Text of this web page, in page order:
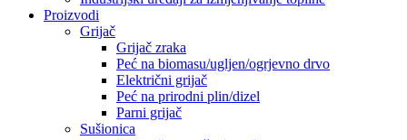
Proizvodi
Grijač
Grijač zraka
Peć na biomasu/ugljen/ogrjevno drvo
Električni grijač
Peć na prirodni plin/dizel
Parni grijač
Sušionica